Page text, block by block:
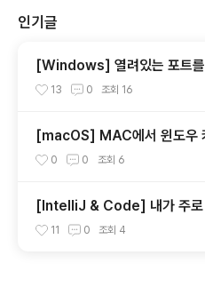
인기글
[Windows] 열려있는 포트
stat 사용 방법
13 0 조회 16
[macOS] MAC에서 윈도우
할 때 옵션(alt)키와 커맨트키
0 0 조회 6
[IntelliJ & Code] 내가 주로
(Shortcut)
11 0 조회 4